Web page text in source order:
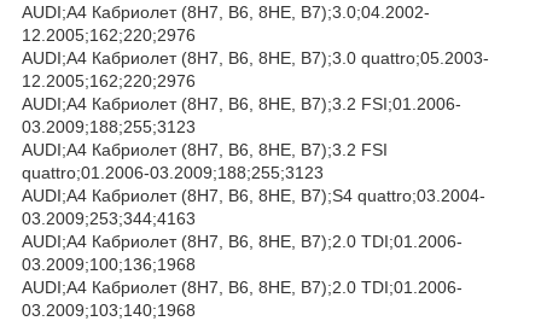
AUDI;A4 Кабриолет (8H7, B6, 8HE, B7);3.0;04.2002-
12.2005;162;220;2976
AUDI;A4 Кабриолет (8H7, B6, 8HE, B7);3.0 quattro;05.2003-
12.2005;162;220;2976
AUDI;A4 Кабриолет (8H7, B6, 8HE, B7);3.2 FSI;01.2006-
03.2009;188;255;3123
AUDI;A4 Кабриолет (8H7, B6, 8HE, B7);3.2 FSI
quattro;01.2006-03.2009;188;255;3123
AUDI;A4 Кабриолет (8H7, B6, 8HE, B7);S4 quattro;03.2004-
03.2009;253;344;4163
AUDI;A4 Кабриолет (8H7, B6, 8HE, B7);2.0 TDI;01.2006-
03.2009;100;136;1968
AUDI;A4 Кабриолет (8H7, B6, 8HE, B7);2.0 TDI;01.2006-
03.2009;103;140;1968